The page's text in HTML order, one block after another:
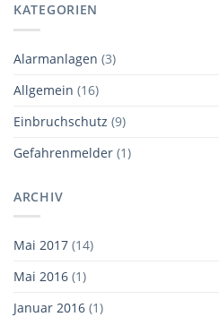
KATEGORIEN
Alarmanlagen (3)
Allgemein (16)
Einbruchschutz (9)
Gefahrenmelder (1)
ARCHIV
Mai 2017 (14)
Mai 2016 (1)
Januar 2016 (1)